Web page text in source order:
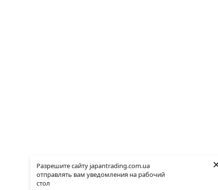
Разрешите сайту japantrading.com.ua
отправлять вам уведомления на рабочий
стол